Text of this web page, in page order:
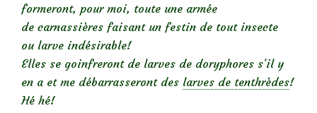
formeront, pour moi, toute une armée
de carnassières faisant un festin de tout insecte
ou larve indésirable!
Elles se goinfreront de larves de doryphores s’il y
en a et me débarrasseront des larves de tenthrèdes!
Hé hé!